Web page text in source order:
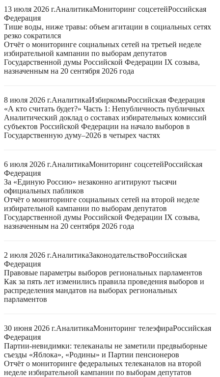
13 июля 2026 г.АналитикаМониторинг соцсетейРоссийская
Федерация
Тише воды, ниже травы: объем агитации в социальных сетях
резко сократился
Отчёт о мониторинге социальных сетей на третьей неделе
избирательной кампании по выборам депутатов
Государственной думы Российской Федерации IX созыва,
назначенным на 20 сентября 2026 года
8 июля 2026 г.АналитикаИзбиркомыРоссийская Федерация
«А кто считать будет?» Часть 1: Непубличность публичных
Аналитический доклад о составах избирательных комиссий
субъектов Российской Федерации на начало выборов в
Государственную думу–2026 в четырех частях
6 июля 2026 г.АналитикаМониторинг соцсетейРоссийская
Федерация
За «Единую Россию» незаконно агитируют тысячи
официальных пабликов
Отчёт о мониторинге социальных сетей на второй неделе
избирательной кампании по выборам депутатов
Государственной думы Российской Федерации IX созыва,
назначенным на 20 сентября 2026 года
2 июля 2026 г.АналитикаЗаконодательствоРоссийская
Федерация
Правовые параметры выборов региональных парламентов
Как за пять лет изменились правила проведения выборов и
распределения мандатов на выборах региональных
парламентов
30 июня 2026 г.АналитикаМониторинг телеэфираРоссийская
Федерация
Партии-невидимки: телеканалы не заметили предвыборные
съезды «Яблока», «Родины» и Партии пенсионеров
Отчёт о мониторинге федеральных телеканалов на второй
неделе избирательной кампании по выборам депутатов